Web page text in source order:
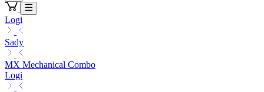
Logi
Sady
MX Mechanical Combo
Logi